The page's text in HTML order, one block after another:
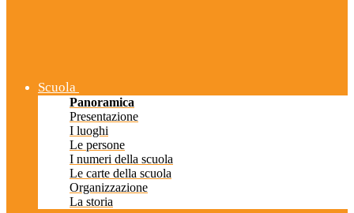
Scuola
Panoramica
Presentazione
I luoghi
Le persone
I numeri della scuola
Le carte della scuola
Organizzazione
La storia